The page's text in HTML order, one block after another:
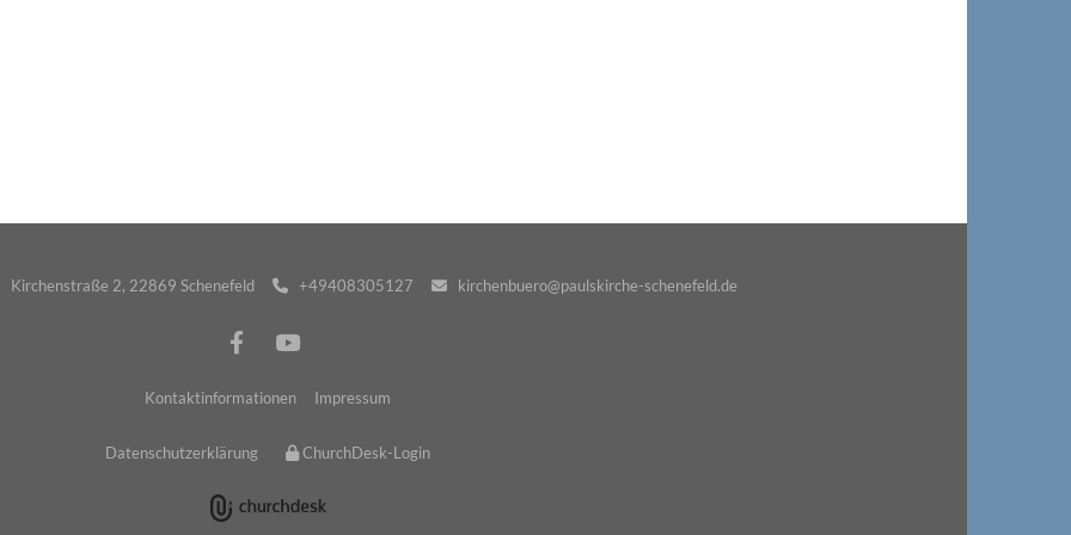
2, 22869 Schenefeld +49408305127 kirchenbuero@paulskirche-schenefeld.de
Kontaktinformationen Impressum
Datenschutzerklärung ChurchDesk-Login